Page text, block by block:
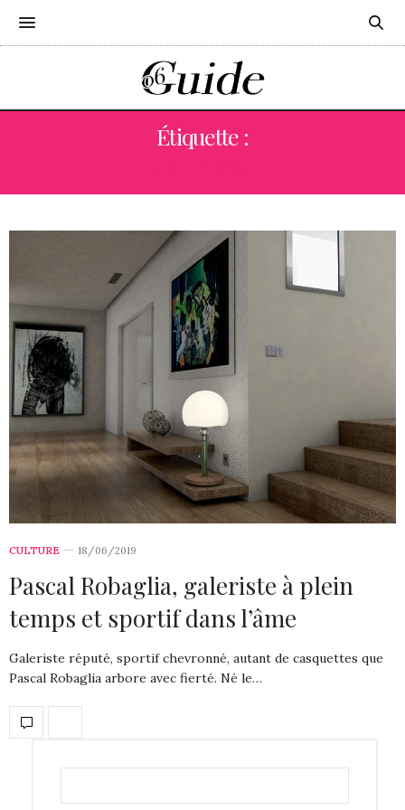
Étiquette :
CULTURE 18/06/2019
Pascal Robaglia, galeriste à plein
temps et sportif dans l’âme
Galeriste réputé, sportif chevronné, autant de casquettes que
Pascal Robaglia arbore avec fierté. Né le…